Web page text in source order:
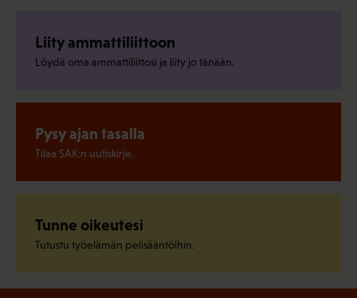
Liity ammattiliittoon
Löydä oma ammattiliittosi ja liity jo tänään.
Pysy ajan tasalla
Tilaa SAK:n uutiskirje.
Tunne oikeutesi
Tutustu työelämän pelisääntöihin.